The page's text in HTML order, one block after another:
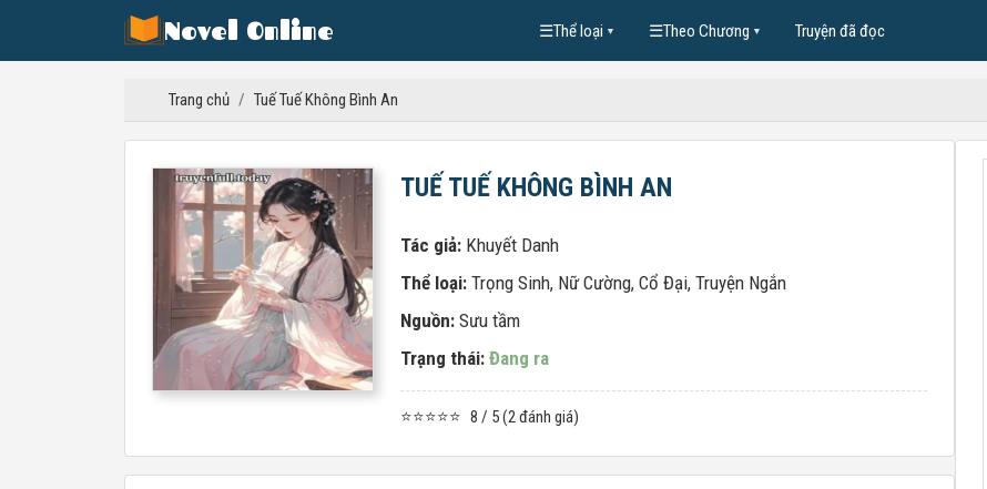
Novel Online ☰Thể loại ▼ ☰Theo Chương ▼ Truyện đã đọc
Trang chủ / Tuế Tuế Không Bình An
TUẾ TUẾ KHÔNG BÌNH AN
Tác giả: Khuyết Danh
Thể loại: Trọng Sinh, Nữ Cường, Cổ Đại, Truyện Ngắn
Nguồn: Sưu tầm
Trạng thái: Đang ra
⭐⭐⭐⭐⭐ 8 / 5 (2 đánh giá)